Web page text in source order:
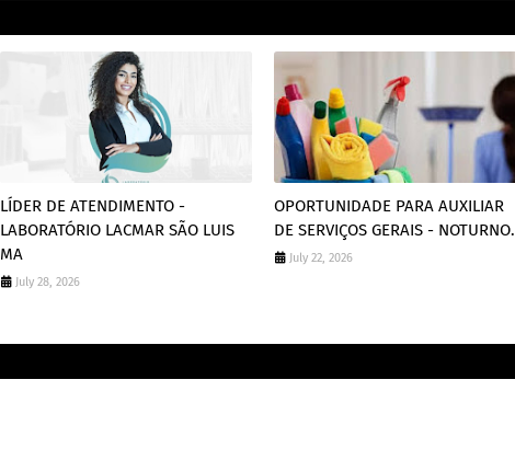
LÍDER DE ATENDIMENTO -
LABORATÓRIO LACMAR SÃO LUIS
MA
July 28, 2026
OPORTUNIDADE PARA AUXILIAR
DE SERVIÇOS GERAIS - NOTURNO.
July 22, 2026